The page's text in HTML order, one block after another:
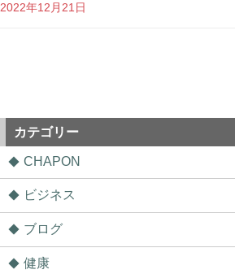
2022年12月21日
カテゴリー
CHAPON
ビジネス
ブログ
健康